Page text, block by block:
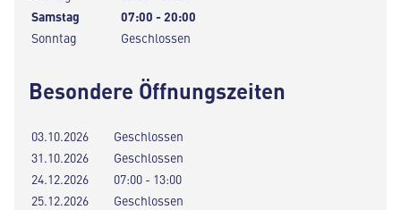
Samstag
07:00 - 20:00
Sonntag
Geschlossen
Besondere Öffnungszeiten
03.10.2026
Geschlossen
31.10.2026
Geschlossen
24.12.2026
07:00 - 13:00
25.12.2026
Geschlossen